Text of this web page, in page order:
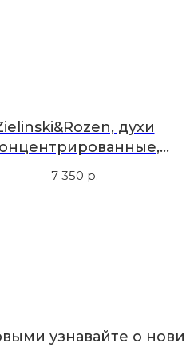
духи
лимон, 50 мл
7 350 р.
узнавайте о